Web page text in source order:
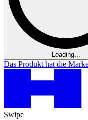
Loading...
Das Produkt hat die
Swipe